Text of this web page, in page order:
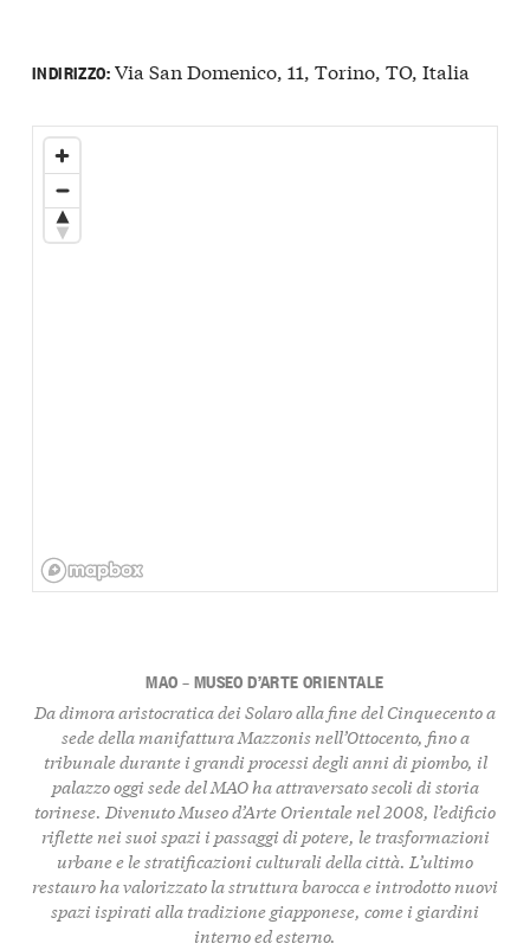
INDIRIZZO:Via San Domenico, 11, Torino, TO, Italia
MAO – MUSEO D’ARTE ORIENTALE
Da dimora aristocratica dei Solaro alla fine del Cinquecento a
sede della manifattura Mazzonis nell’Ottocento, fino a
tribunale durante i grandi processi degli anni di piombo, il
palazzo oggi sede del MAO ha attraversato secoli di storia
torinese. Divenuto Museo d’Arte Orientale nel 2008, l’edificio
riflette nei suoi spazi i passaggi di potere, le trasformazioni
urbane e le stratificazioni culturali della città. L’ultimo
restauro ha valorizzato la struttura barocca e introdotto nuovi
spazi ispirati alla tradizione giapponese, come i giardini
interno ed esterno.